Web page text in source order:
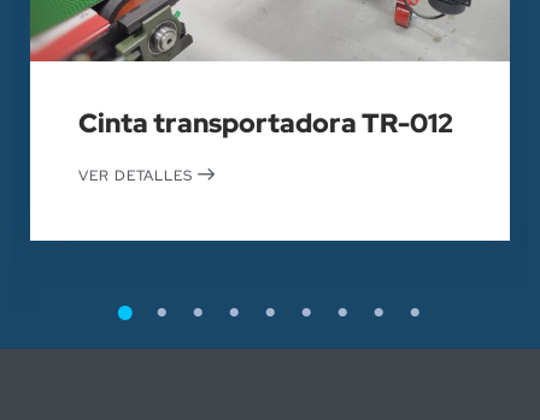
Cinta transportadora TR-012
VER DETALLES